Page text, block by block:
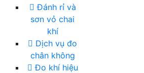
Đánh rỉ và
sơn vỏ chai
khí
Dịch vụ đo
chân không
Đo khí hiệu